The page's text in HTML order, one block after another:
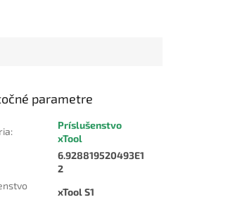
parametre
:
Príslušenstvo
xTool
6.928819520493E1
2
xTool S1